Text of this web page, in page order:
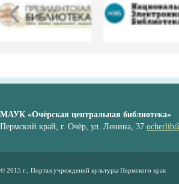
МАУК «Очёрская центральная библиотека»
Пермский край, г. Очёр, ул. Ленина, 37
© 2015 г., Портал учреждений культуры Пермского края